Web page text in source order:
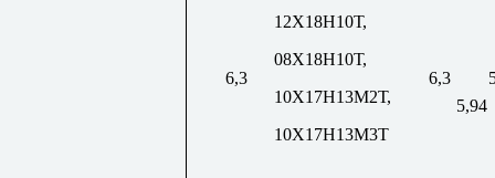
6,3 6,3
12Х18Н10Т,
08Х18Н10Т,
10Х17Н13М2Т,
10Х17Н13М3Т
5,94